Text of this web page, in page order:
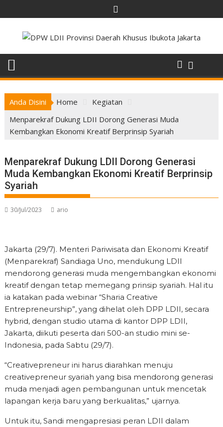
to
content
Anda Disini Home
Kegiatan
Menparekraf Dukung LDII Dorong Generasi Muda
Kembangkan Ekonomi Kreatif Berprinsip Syariah
Menparekraf Dukung LDII Dorong Generasi
Muda Kembangkan Ekonomi Kreatif Berprinsip
Syariah
30/Jul/2023 ario
Jakarta (29/7). Menteri Pariwisata dan Ekonomi Kreatif
(Menparekraf) Sandiaga Uno, mendukung LDII
mendorong generasi muda mengembangkan ekonomi
kreatif dengan tetap memegang prinsip syariah. Hal itu
ia katakan pada webinar “Sharia Creative
Entrepreneurship”, yang dihelat oleh DPP LDII, secara
hybrid, dengan studio utama di kantor DPP LDII,
Jakarta, diikuti peserta dari 500-an studio mini se-
Indonesia, pada Sabtu (29/7).
“Creativepreneur ini harus diarahkan menuju
creativepreneur syariah yang bisa mendorong generasi
muda menjadi agen pembangunan untuk mencetak
lapangan kerja baru yang berkualitas,” ujarnya.
Untuk itu, Sandi mengapresiasi peran LDII dalam